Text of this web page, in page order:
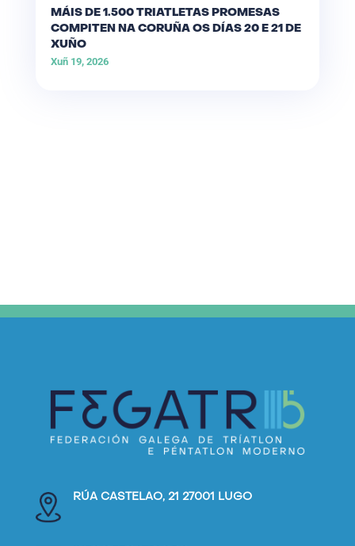
MÁIS DE 1.500 TRIATLETAS PROMESAS
COMPITEN NA CORUÑA OS DÍAS 20 E 21 DE
XUÑO
Xuñ 19, 2026
RÚA CASTELAO, 21 27001 LUGO